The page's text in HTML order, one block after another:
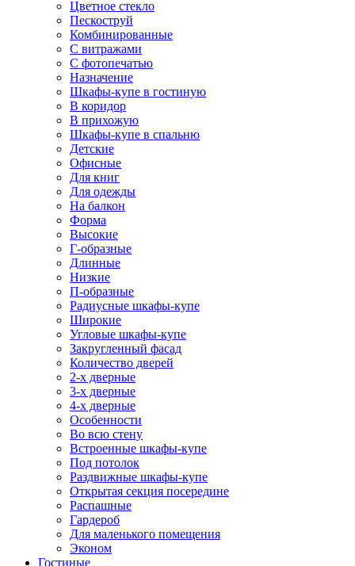
Цветное стекло
Пескоструй
Комбинированные
С витражами
С фотопечатью
Назначение
Шкафы-купе в гостиную
В коридор
В прихожую
Шкафы-купе в спальню
Детские
Офисные
Для книг
Для одежды
На балкон
Форма
Высокие
Г-образные
Длинные
Низкие
П-образные
Радиусные шкафы-купе
Широкие
Угловые шкафы-купе
Закругленный фасад
Количество дверей
2-х дверные
3-х дверные
4-х дверные
Особенности
Во всю стену
Встроенные шкафы-купе
Под потолок
Раздвижные шкафы-купе
Открытая секция посередине
Распашные
Гардероб
Для маленького помещения
Эконом
Гостиные